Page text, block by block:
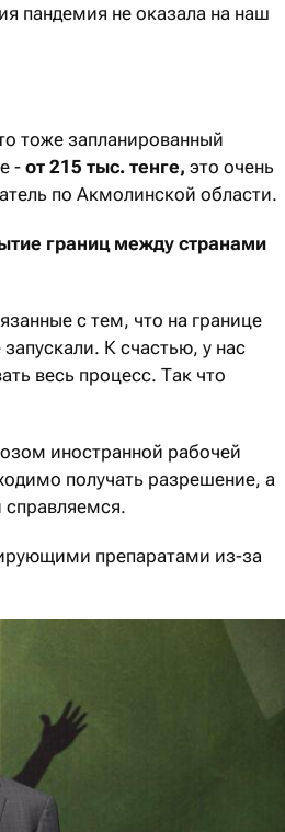
пандемия не оказала на наш
тоже запланированный
-от 215 тыс. тенге, это очень
по Акмолинской области.
границ между странами
с тем, что на границе
К счастью, у нас
весь процесс. Так что
иностранной рабочей
получать разрешение, а
справляемся.
препаратами из-за